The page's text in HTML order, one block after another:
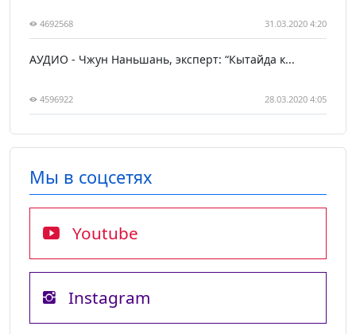
4692568 31.03.2020 4:20
АУДИО - Чжун Наньшань, эксперт: “Кытайда к...
4596922 28.03.2020 4:05
Мы в соцсетях
Youtube
Instagram